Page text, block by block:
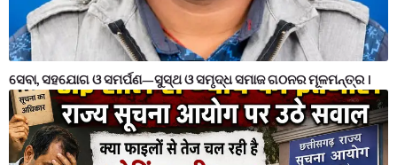
ସେବା, ସହଯୋଗ ଓ ସମର୍ପଣ—ସୁସ୍ଥ ଓ ସମୃଦ୍ଧ ସମାଜ ଗଠନର ମୂଳମନ୍ତ୍ର ।